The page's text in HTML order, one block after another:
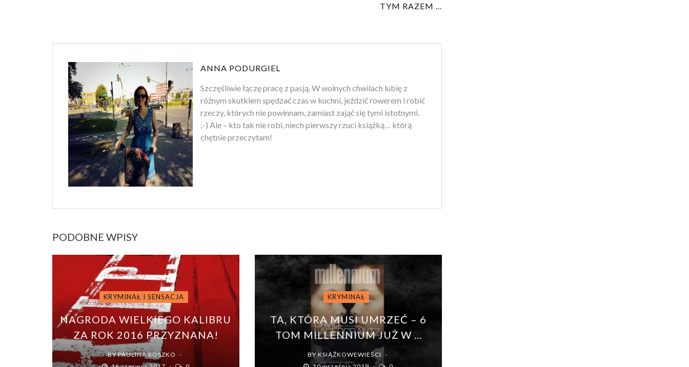
TYM RAZEM ...
ANNA PODURGIEL
Szczęśliwie łączę pracę z pasją. W wolnych chwilach lubię z
różnym skutkiem spędzać czas w kuchni, jeździć rowerem i robić
rzeczy, których nie powinnam, zamiast zająć się tymi istotnymi.
;-) Ale – kto tak nie robi, niech pierwszy rzuci książką… którą
chętnie przeczytam!
PODOBNE WPISY
KRYMINAŁ I SENSACJA
NAGRODA WIELKIEGO KALIBRU
ZA ROK 2016 PRZYZNANA!
BYPAULINA ROSZKO
KRYMINAŁ
TA, KTÓRA MUSI UMRZEĆ – 6
TOM MILLENNIUM JUŻ W ...
BY KSIĄŻKOWEWIEŚCI